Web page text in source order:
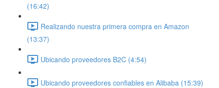
(16:42)
Realizando nuestra primera compra en Amazon
(13:37)
Ubicando proveedores B2C (4:54)
Ubicando proveedores confiables en Alibaba (15:39)